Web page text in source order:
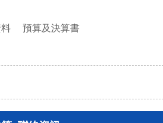
預算及決算書